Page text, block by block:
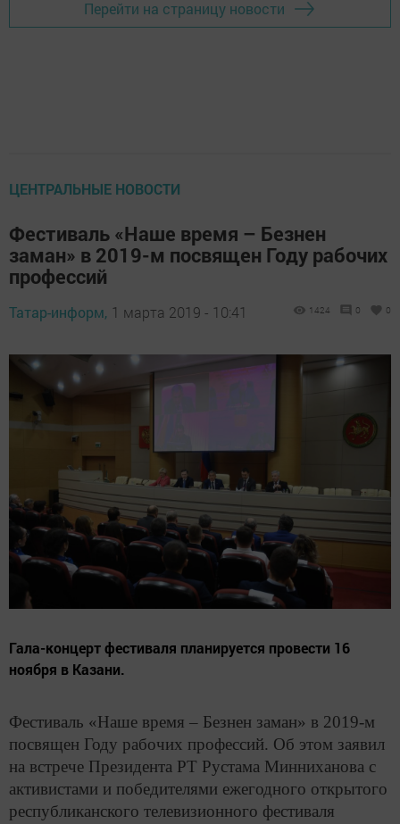
Перейти на страницу новости
ЦЕНТРАЛЬНЫЕ НОВОСТИ
Фестиваль «Наше время – Безнен
заман» в 2019-м посвящен Году рабочих
профессий
Татар-информ, 1 марта 2019 - 10:41 1424 0 0
Гала-концерт фестиваля планируется провести 16
ноября в Казани.
Фестиваль «Наше время – Безнен заман» в 2019-м
посвящен Году рабочих профессий. Об этом заявил
на встрече Президента РТ Рустама Минниханова с
активистами и победителями ежегодного открытого
республиканского телевизионного фестиваля